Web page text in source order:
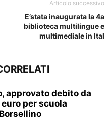
Articolo successivo
E’stata inaugurata la 4a
biblioteca multilingue e
multimediale in Ital
approvato debito da
per scuola